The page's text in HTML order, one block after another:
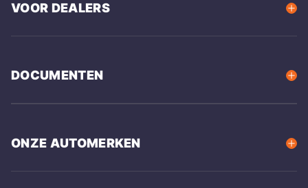
VOOR DEALERS
DOCUMENTEN
ONZE AUTOMERKEN